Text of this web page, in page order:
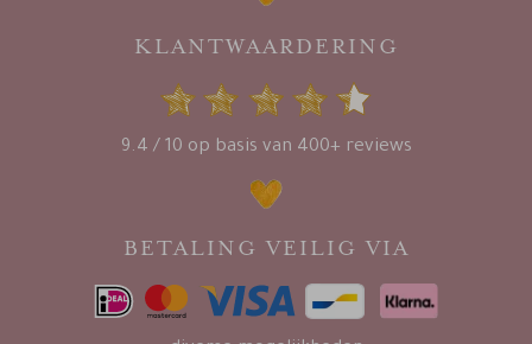
KLANTWAARDERING
9.4 / 10 op basis van 400+ reviews
BETALING VEILIG VIA